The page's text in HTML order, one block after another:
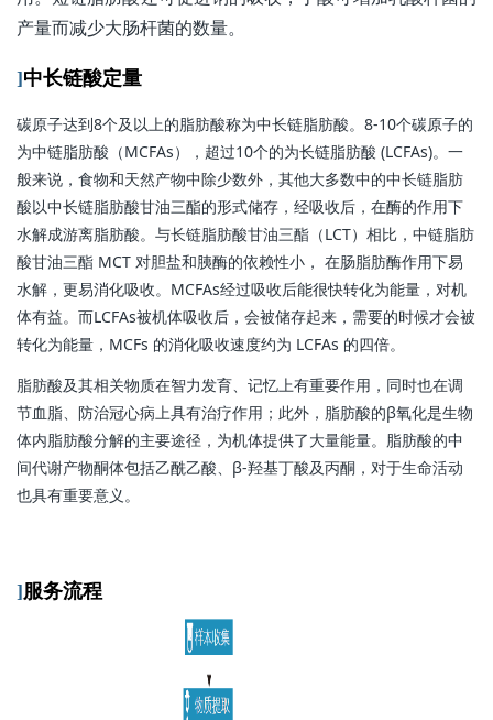
产量而减少大肠杆菌的数量。
]中长链酸定量
碳原子达到8个及以上的脂肪酸称为中长链脂肪酸。8-10个碳原子的
为中链脂肪酸（MCFAs），超过10个的为长链脂肪酸 (LCFAs)。一
般来说，食物和天然产物中除少数外，其他大多数中的中长链脂肪
酸以中长链脂肪酸甘油三酯的形式储存，经吸收后，在酶的作用下
水解成游离脂肪酸。与长链脂肪酸甘油三酯（LCT）相比，中链脂肪
酸甘油三酯 MCT 对胆盐和胰酶的依赖性小， 在肠脂肪酶作用下易
水解，更易消化吸收。MCFAs经过吸收后能很快转化为能量，对机
体有益。而LCFAs被机体吸收后，会被储存起来，需要的时候才会被
转化为能量，MCFs 的消化吸收速度约为 LCFAs 的四倍。
脂肪酸及其相关物质在智力发育、记忆上有重要作用，同时也在调
节血脂、防治冠心病上具有治疗作用；此外，脂肪酸的β氧化是生物
体内脂肪酸分解的主要途径，为机体提供了大量能量。脂肪酸的中
间代谢产物酮体包括乙酰乙酸、β-羟基丁酸及丙酮，对于生命活动
也具有重要意义。
]服务流程